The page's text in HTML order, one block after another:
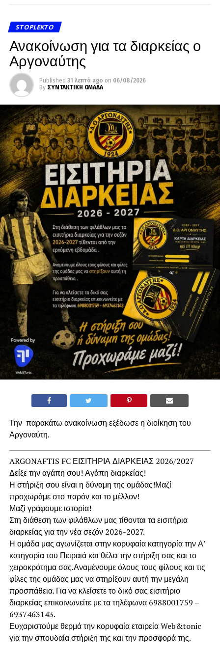
STOPLEKTO
Ανακοίνωση για τα διαρκείας ο
Αργοναύτης
Published 31 λεπτά ago on 06/08/2026
By ΣΥΝΤΑΚΤΙΚΗ ΟΜΑΔΑ
Την παρακάτω ανακοίνωση εξέδωσε η διοίκηση του
Αργοναύτη.
ARGONAFTIS FC ΕΙΣΙΤΗΡΙΑ ΔΙΑΡΚΕΙΑΣ 2026/2027
Δείξε την αγάπη σου! Αγάπη διαρκείας!
Η στήριξη σου είναι η δύναμη της ομάδας!Μαζί
προχωράμε στο παρόν και το μέλλον!
Μαζί γράφουμε ιστορία!
Στη διάθεση των φιλάθλων μας τίθονται τα εισιτήρια
διαρκείας για την νέα σεζόν 2026-2027.
Η ομάδα μας αγωνίζεται στην κορυφαία κατηγορία την Α’
κατηγορία του Πειραιά και θέλει την στήριξη σας και το
χειροκρότημα σας.Αναμένουμε όλους τους φίλους και τις
φίλες της ομάδας μας να στηρίξουν αυτή την μεγάλη
προσπάθεια. Για να κλείσετε το δικό σας εισιτήριο
διαρκείας επικοινωνείτε με τα τηλέφωνα 6988001759 –
6937463143.
Ευχαριστούμε θερμά την κορυφαία εταιρεία Web&tonic
για την σπουδαία στήριξη της και την προσφορά της.